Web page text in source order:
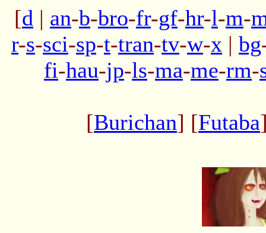
[d | an-b-bro-fr-gf-hr-l-m-
r-s-sci-sp-t-tran-tv-w-x | bg
fi-hau-jp-ls-ma-me-rm-
[Burichan] [Futaba